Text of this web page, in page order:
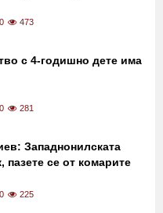
0 473
с 4-годишно дете има
0 281
Западнонилската
пазете се от комарите
0 225